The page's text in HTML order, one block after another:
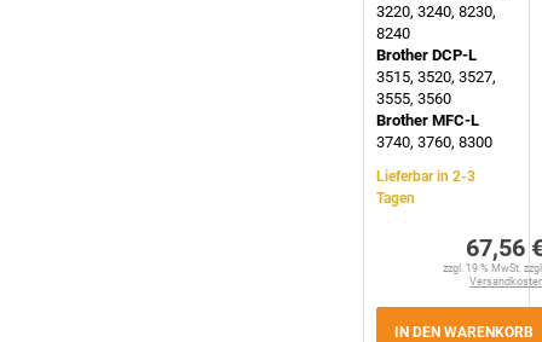
3220, 3240, 8230,
8240
Brother DCP-L
3515, 3520, 3527,
3555, 3560
Brother MFC-L
3740, 3760, 8300
Lieferbar in 2-3
Tagen
67,56
zzgl. 19 % MwSt.
IN DEN WARENKORB